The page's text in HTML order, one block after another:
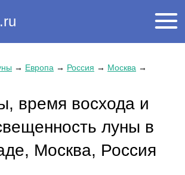
→ Европа → Россия → Москва →
время восхода и
луны в
Москва, Россия